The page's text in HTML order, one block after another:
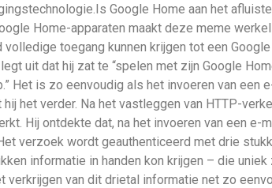
Google Home aan het
Home-apparaten maakt deze meme
toegang kunnen krijgen tot een
uit dat hij zat te “spelen met zijn Google
Het is zo eenvoudig als het invoeren van een
het verder. Na het vastleggen van HTTP-
Hij ontdekte dat, na het invoeren van een e-
verzoek wordt geauthenticeerd met drie
informatie in handen kon krijgen – die
van dit drietal informatie net zo